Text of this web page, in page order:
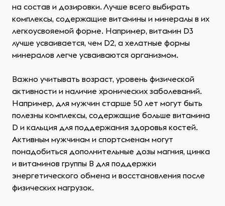
на состав и дозировки. Лучше всего выбирать
комплексы, содержащие витамины и минералы в их
легкоусвояемой форме. Например, витамин D3
лучше усваивается, чем D2, а хелатные формы
минералов легче усваиваются организмом.
Важно учитывать возраст, уровень физической
активности и наличие хронических заболеваний.
Например, для мужчин старше 50 лет могут быть
полезны комплексы, содержащие больше витамина
D и кальция для поддержания здоровья костей.
Активным мужчинам и спортсменам могут
понадобиться дополнительные дозы магния, цинка
и витаминов группы B для поддержки
энергетического обмена и восстановления после
физических нагрузок.